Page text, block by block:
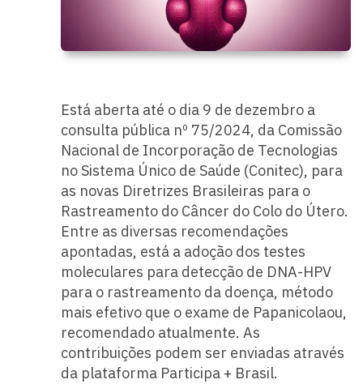
Está aberta até o dia 9 de dezembro a
consulta pública nº 75/2024, da Comissão
Nacional de Incorporação de Tecnologias
no Sistema Único de Saúde (Conitec), para
as novas Diretrizes Brasileiras para o
Rastreamento do Câncer do Colo do Útero.
Entre as diversas recomendações
apontadas, está a adoção dos testes
moleculares para detecção de DNA-HPV
para o rastreamento da doença, método
mais efetivo que o exame de Papanicolaou,
recomendado atualmente. As
contribuições podem ser enviadas através
da plataforma Participa + Brasil.